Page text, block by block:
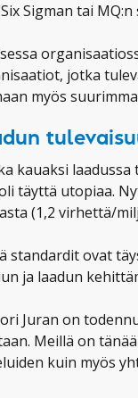
Sigman tai
jotka
myös
kauaksi laadussa
täyttä utopiaa.
(1,2 virhettä/
standardit ovat
ja laadun
Juran on
Meillä on
kuin myös